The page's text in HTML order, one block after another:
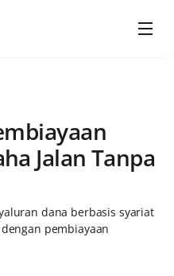
Jalan Tanpa
dana berbasis syariat
pembiayaan